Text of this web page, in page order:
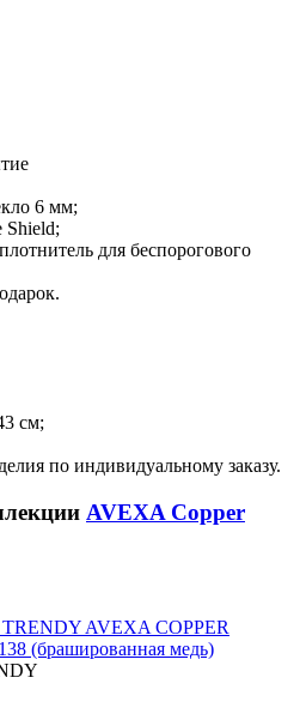
6 мм;
Shield;
для беспорогового
см;
по индивидуальному заказу.
AVEXA Copper
AVEXA COPPER
(брашированная медь)